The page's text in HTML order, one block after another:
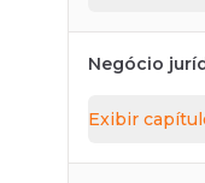
Negócio
Exibir